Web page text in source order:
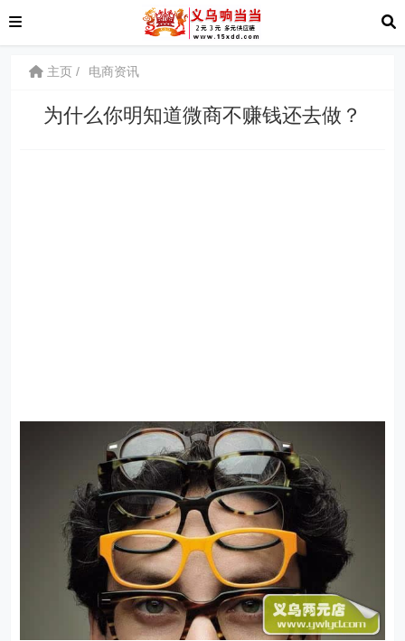
主页 电商资讯
为什么你明知道微商不赚钱还去做？